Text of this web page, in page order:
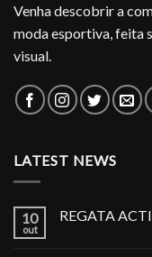
Venha descobrir a
moda esportiva, feita
visual.
LATEST NEWS
10
out
REGATA